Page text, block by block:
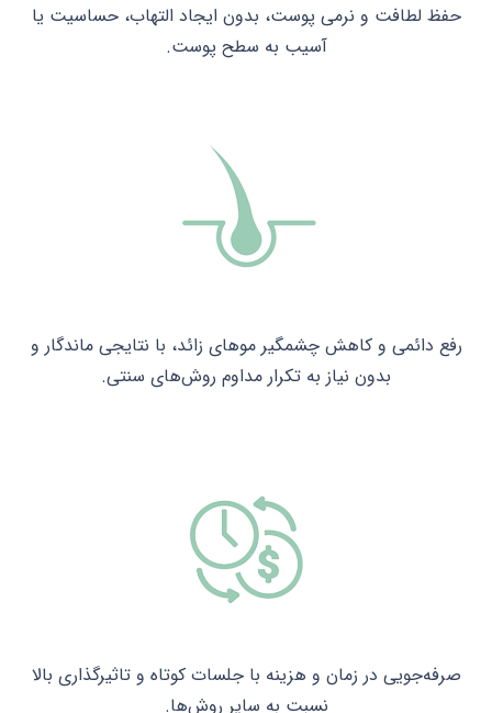
حفظ لطافت و نرمی پوست، بدون ایجاد التهاب، حساسیت یا
آسیب به سطح پوست.
رفع دائمی و کاهش چشمگیر موهای زائد، با نتایجی ماندگار و
بدون نیاز به تکرار مداوم روش‌های سنتی.
صرفه‌جویی در زمان و هزینه با جلسات کوتاه و تاثیرگذاری بالا
نسبت به سایر روش‌ها.